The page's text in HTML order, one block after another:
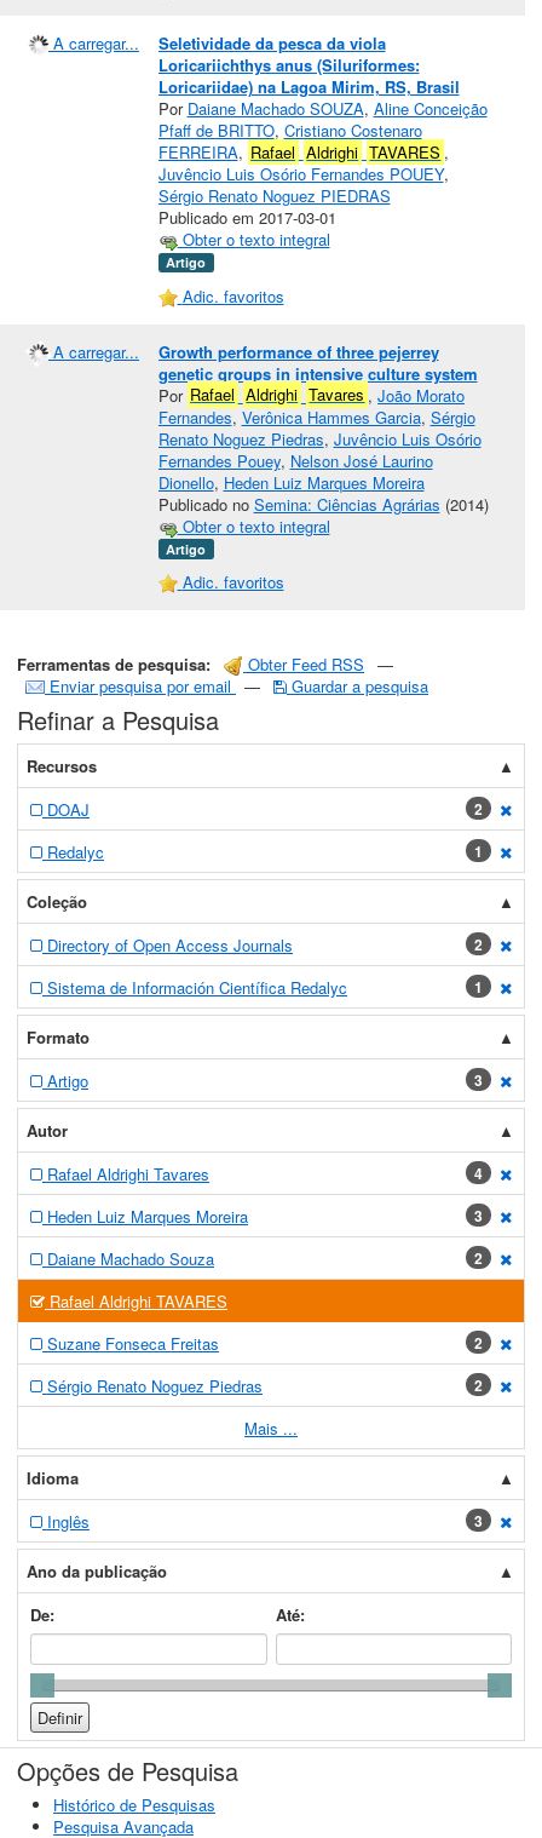
A carregar...
Seletividade da pesca da viola
Loricariichthys anus (Siluriformes:
Loricariidae) na Lagoa Mirim, RS, Brasil
Por Daiane Machado SOUZA, Aline Conceição
Pfaff de BRITTO, Cristiano Costenaro
FERREIRA, Rafael Aldrighi TAVARES ,
Juvêncio Luis Osório Fernandes POUEY,
Sérgio Renato Noguez PIEDRAS
Publicado em 2017-03-01
Obter o texto integral
Artigo
Adic. favoritos
A carregar...
Growth performance of three pejerrey
genetic groups in intensive culture system
Por Rafael Aldrighi Tavares ,João Morato
Fernandes, Verônica Hammes Garcia, Sérgio
Renato Noguez Piedras, Juvêncio Luis Osório
Fernandes Pouey, Nelson José Laurino
Dionello, Heden Luiz Marques Moreira
Publicado no Semina: Ciências Agrárias (2014)
Obter o texto integral
Artigo
Adic. favoritos
Ferramentas de pesquisa: Obter Feed RSS
—
Enviar pesquisa por email
— Guardar a pesquisa
Refinar a Pesquisa
Recursos
DOAJ
2
Redalyc
1
Coleção
Directory of Open Access Journals
2
Sistema de Información Científica Redalyc
1
Formato
Artigo
3
Autor
Rafael Aldrighi Tavares
4
Heden Luiz Marques Moreira
3
Daiane Machado Souza
2
Rafael Aldrighi TAVARES
Suzane Fonseca Freitas
2
Sérgio Renato Noguez Piedras
2
Mais ...
Idioma
Inglês
3
Ano da publicação
De:
Até:
Opções de Pesquisa
Histórico de Pesquisas
Pesquisa Avançada